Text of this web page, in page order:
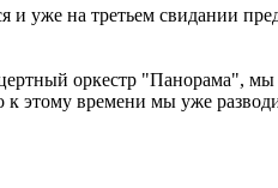
уже на третьем свидании
оркестр "Панорама",
к этому времени мы уже